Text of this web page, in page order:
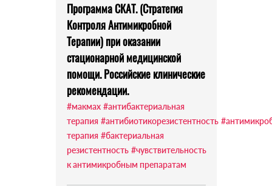
Программа СКАТ. (Стратегия
Контроля Антимикробной
Терапии) при оказании
стационарной медицинской
помощи. Российские клинические
рекомендации.
#макмах #антибактериальная
терапия #антибиотикорезистентность
терапия #бактериальная
резистентность #чувствительность
к антимикробным препаратам